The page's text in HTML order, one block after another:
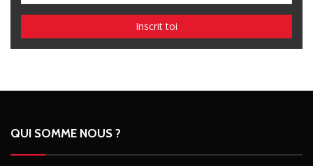
QUI SOMME NOUS ?